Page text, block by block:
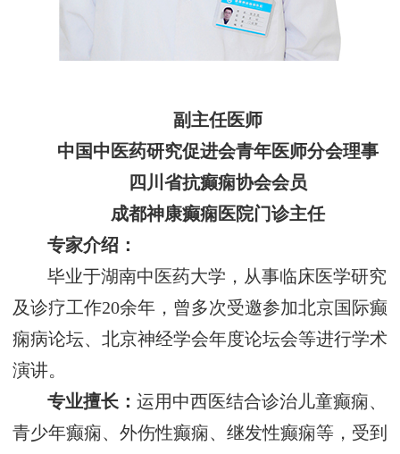
副主任医师
中国中医药研究促进会青年医师分会理事
四川省抗癫痫协会会员
成都神康癫痫医院门诊主任
专家介绍：
毕业于湖南中医药大学，从事临床医学研究
及诊疗工作20余年，曾多次受邀参加北京国际癫
痫病论坛、北京神经学会年度论坛会等进行学术
演讲。
专业擅长：运用中西医结合诊治儿童癫痫、
青少年癫痫、外伤性癫痫、继发性癫痫等，受到